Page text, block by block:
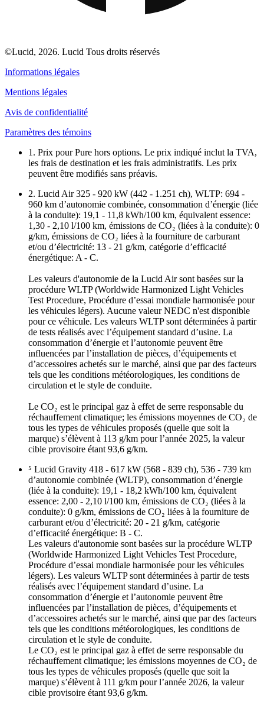
©Lucid, 2026. Lucid Tous droits réservés
Informations légales
Mentions légales
Avis de confidentialité
Paramètres des témoins
1. Prix pour Pure hors options. Le prix indiqué inclut la TVA,
les frais de destination et les frais administratifs. Les prix
peuvent être modifiés sans préavis.
2. Lucid Air 325 - 920 kW (442 - 1.251 ch), WLTP: 694 -
960 km d’autonomie combinée, consommation d’énergie (liée
à la conduite): 19,1 - 11,8 kWh/100 km, équivalent essence:
1,30 - 2,10 l/100 km, émissions de CO₂ (liées à la conduite): 0
g/km, émissions de CO₂ liées à la fourniture de carburant
et/ou d’électricité: 13 - 21 g/km, catégorie d’efficacité
énergétique: A - C.
Les valeurs d'autonomie de la Lucid Air sont basées sur la
procédure WLTP (Worldwide Harmonized Light Vehicles
Test Procedure, Procédure d’essai mondiale harmonisée pour
les véhicules légers). Aucune valeur NEDC n'est disponible
pour ce véhicule. Les valeurs WLTP sont déterminées à partir
de tests réalisés avec l’équipement standard d’usine. La
consommation d’énergie et l’autonomie peuvent être
influencées par l’installation de pièces, d’équipements et
d’accessoires achetés sur le marché, ainsi que par des facteurs
tels que les conditions météorologiques, les conditions de
circulation et le style de conduite.
Le CO₂ est le principal gaz à effet de serre responsable du
réchauffement climatique; les émissions moyennes de CO₂ de
tous les types de véhicules proposés (quelle que soit la
marque) s’élèvent à 113 g/km pour l’année 2025, la valeur
cible provisoire étant 93,6 g/km.
⁵ Lucid Gravity 418 - 617 kW (568 - 839 ch), 536 - 739 km
d’autonomie combinée (WLTP), consommation d’énergie
(liée à la conduite): 19,1 - 18,2 kWh/100 km, équivalent
essence: 2,00 - 2,10 l/100 km, émissions de CO₂ (liées à la
conduite): 0 g/km, émissions de CO₂ liées à la fourniture de
carburant et/ou d’électricité: 20 - 21 g/km, catégorie
d’efficacité énergétique: B - C.
Les valeurs d'autonomie sont basées sur la procédure WLTP
(Worldwide Harmonized Light Vehicles Test Procedure,
Procédure d’essai mondiale harmonisée pour les véhicules
légers). Les valeurs WLTP sont déterminées à partir de tests
réalisés avec l’équipement standard d’usine. La
consommation d’énergie et l’autonomie peuvent être
influencées par l’installation de pièces, d’équipements et
d’accessoires achetés sur le marché, ainsi que par des facteurs
tels que les conditions météorologiques, les conditions de
circulation et le style de conduite.
Le CO₂ est le principal gaz à effet de serre responsable du
réchauffement climatique; les émissions moyennes de CO₂ de
tous les types de véhicules proposés (quelle que soit la
marque) s’élèvent à 111 g/km pour l’année 2026, la valeur
cible provisoire étant 93,6 g/km.